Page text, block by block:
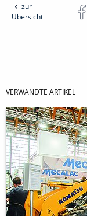
zur
Übersicht
VERWANDTE ARTIKEL